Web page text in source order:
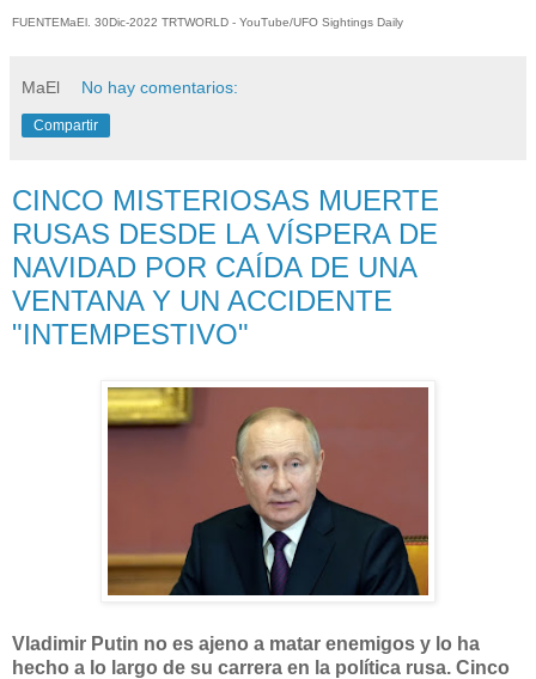
FUENTEMaEl. 30Dic-2022 TRTWORLD - YouTube/UFO Sightings Daily
MaEl No hay comentarios:
Compartir
CINCO MISTERIOSAS MUERTE
RUSAS DESDE LA VÍSPERA DE
NAVIDAD POR CAÍDA DE UNA
VENTANA Y UN ACCIDENTE
"INTEMPESTIVO"
Vladimir Putin no es ajeno a matar enemigos y lo ha
hecho a lo largo de su carrera en la política rusa. Cinco